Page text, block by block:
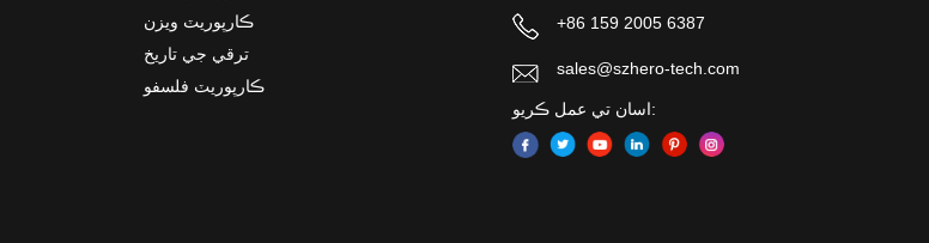
ڪارپوريٽ ويزن
ترقي جي تاريخ
ڪارپوريٽ فلسفو
+86 159 2005 6387
sales@szhero-tech.com
اسان تي عمل ڪريو: